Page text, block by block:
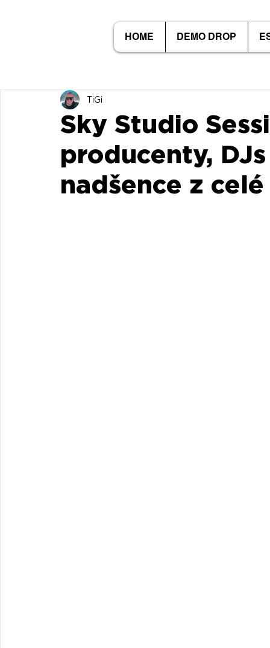
HOME DEMO DROP
Sky Studio
producenty,
nadšence z celé
TiGi